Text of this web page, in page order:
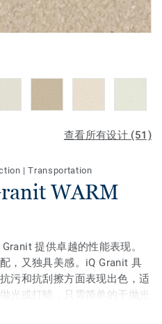
查看所有设计 (51)
|Transportation
WARM
提供卓越的性能表现。
，又独具美感。iQ Granit 具
污和抗刮擦方面表现出色，适
光或打蜡，只需简单的干抛光
多种规格和配套配件——包括